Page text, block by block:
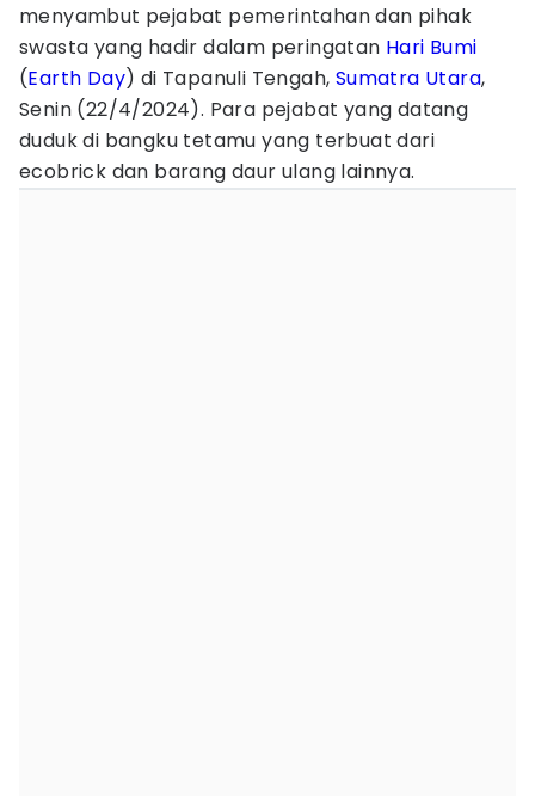
menyambut pejabat pemerintahan dan pihak
swasta yang hadir dalam peringatan Hari Bumi
(Earth Day) di Tapanuli Tengah, Sumatra Utara,
Senin (22/4/2024). Para pejabat yang datang
duduk di bangku tetamu yang terbuat dari
ecobrick dan barang daur ulang lainnya.